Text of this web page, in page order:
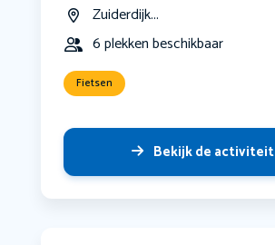
Zuiderdijk...
6 plekken beschikbaar
Fietsen
Bekijk de activiteit